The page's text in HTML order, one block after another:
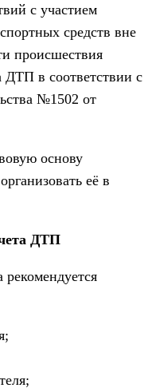
с участием
средств вне
происшествия
в соответствии с
№1502 от
основу
её в
ДТП